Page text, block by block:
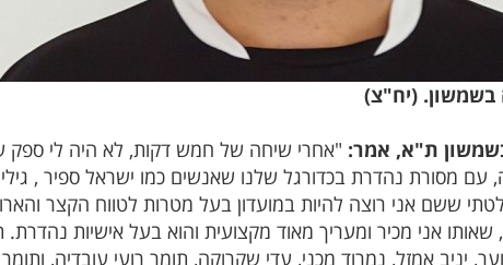
בשמשון. (יח"צ)
ת"א, אמר: "אחרי שיחה של חמש דקות, לא היה לי
עם מסורת נהדרת בכדורגל שלנו שאנשים כמו ישראל ספיר , גילי
ששם אני רוצה להיות במועדון בעל מטרות לטווח הקצר
שאותו אני מכיר ומעריך מאוד מקצועית והוא בעל אישיות
יניב אמזל, נמרוד מכני, עדי שקרוקה, תומר רועי עובדיה,